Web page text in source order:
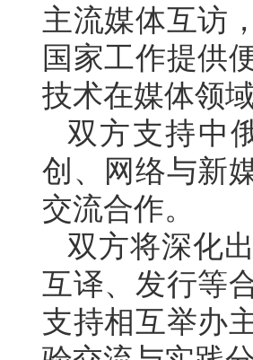
主流媒体互访
国家工作提供
技术在媒体领
双方支持中
创、网络与新
交流合作。
双方将深化
互译、发行等
支持相互举办